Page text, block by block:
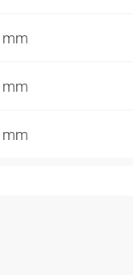
mm
mm